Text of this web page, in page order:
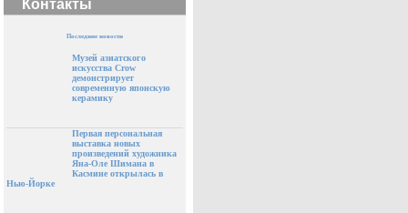
Контакты
Последние новости
Музей азиатского
искусства Crow
демонстрирует
современную японскую
керамику
Первая персональная
выставка новых
произведений художника
Яна-Оле Шимана в
Касмине открылась в
Нью-Йорке